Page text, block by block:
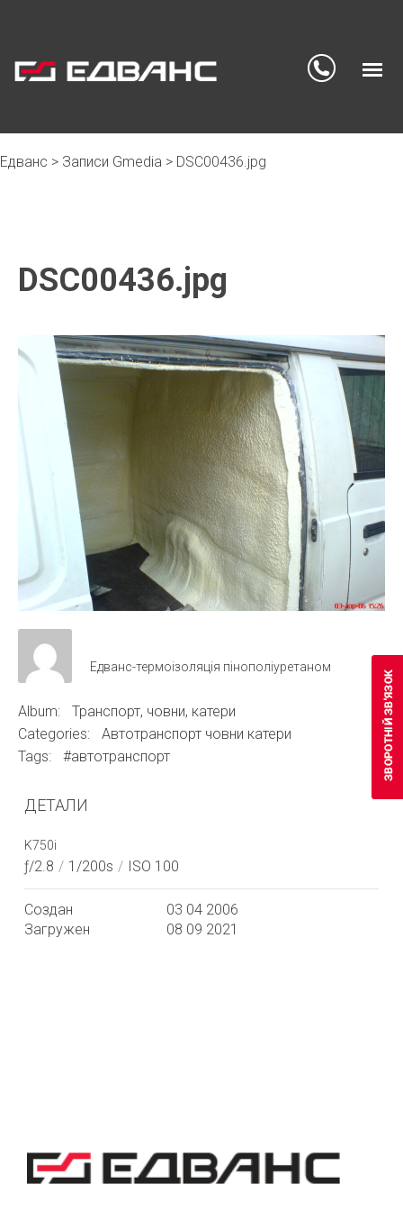
Skip
Едванс > Записи Gmedia > DSC00436.jpg
DSC00436.jpg
Едванс-термоізоляція пінополіуретаном
Album:
Транспорт, човни, катери
Categories:
Автотранспорт човни катери
Tags:
#автотранспорт
ДЕТАЛИ
K750i
ƒ/2.8 / 1/200s / ISO 100
Создан
03 04 2006
Загружен
08 09 2021